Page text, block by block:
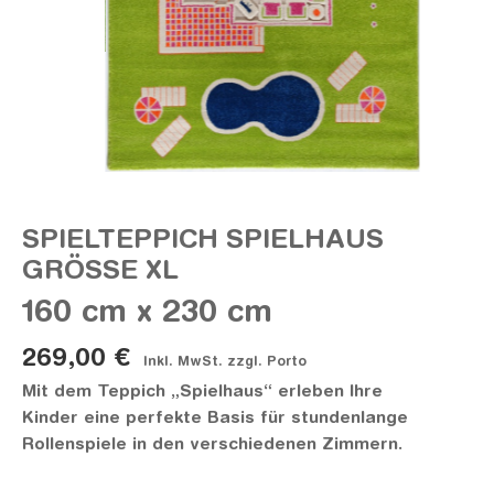
SPIELTEPPICH SPIELHAUS
GRÖSSE XL
160 cm x 230 cm
269,00 € Inkl. MwSt. zzgl. Porto
Mit dem Teppich „Spielhaus“ erleben Ihre
Kinder eine perfekte Basis für stundenlange
Rollenspiele in den verschiedenen Zimmern.